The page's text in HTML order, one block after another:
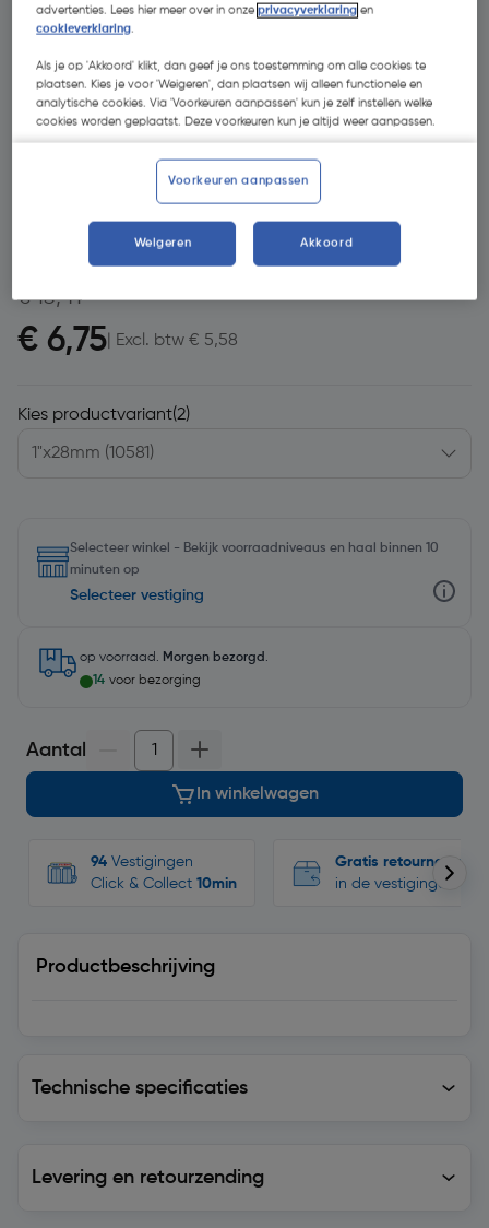
- 50 %
€ 13,41
€ 6,75 | Excl. btw € 5,58
Kies productvariant(2)
Selecteer winkel - Bekijk voorraadniveaus en haal binnen 10
minuten op
Selecteer vestiging
op voorraad. Morgen bezorgd .
14 voor bezorging
Aantal
In winkelwagen
94 Vestigingen
Click & Collect 10min
Gratis retourneren
in de vestigingen
Productbeschrijving
Technische specificaties
Levering en retourzending
advertenties. Lees hier meer over in onzeprivacyverklaring en
cookieverklaring.
Als je op 'Akkoord' klikt, dan geef je ons toestemming om alle cookies te
plaatsen. Kies je voor 'Weigeren', dan plaatsen wij alleen functionele en
analytische cookies. Via 'Voorkeuren aanpassen' kun je zelf instellen welke
cookies worden geplaatst. Deze voorkeuren kun je altijd weer aanpassen.
Voorkeuren aanpassen
Weigeren Akkoord